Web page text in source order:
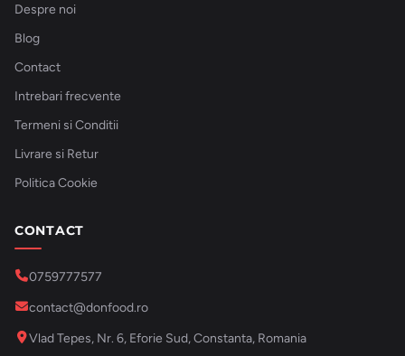
Despre noi
Blog
Contact
Intrebari frecvente
Termeni si Conditii
Livrare si Retur
Politica Cookie
CONTACT
0759777577
contact@donfood.ro
Vlad Tepes, Nr. 6, Eforie Sud, Constanta, Romania